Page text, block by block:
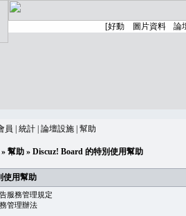
員 統計 論壇設施 幫助
» 幫助 » Discuz! Board 的特別使用幫助
使用幫助
服務管理規定
管理辦法